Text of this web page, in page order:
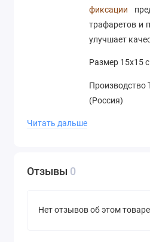
фиксации
трафаретов и
улучшает
Размер 15х15
Производство
(Россия)
Читать дальше
Отзывы 0
Нет отзывов об этом